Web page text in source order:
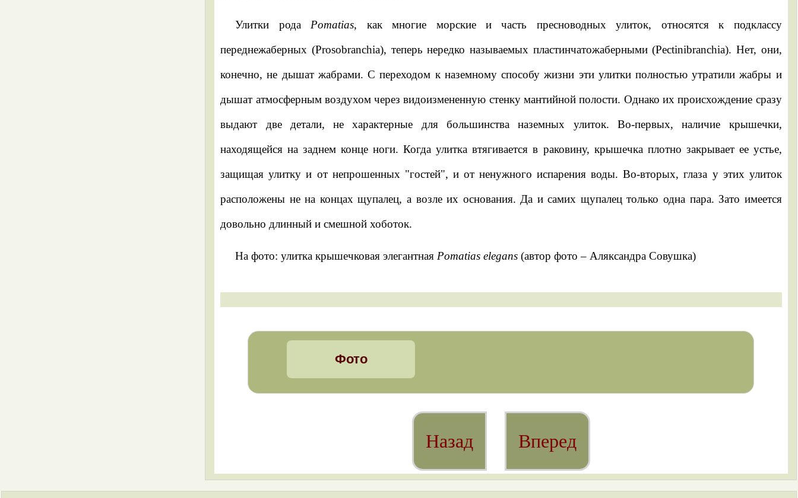
Улитки рода Pomatias, как многие морские и часть пресноводных улиток, относятся к подклассу
переднежаберных (Prosobranchia), теперь нередко называемых пластинчатожаберными (Pectinibranchia). Нет, они,
конечно, не дышат жабрами. С переходом к наземному способу жизни эти улитки полностью утратили жабры и
дышат атмосферным воздухом через видоизмененную стенку мантийной полости. Однако их происхождение сразу
выдают две детали, не характерные для большинства наземных улиток. Во-первых, наличие крышечки,
находящейся на заднем конце ноги. Когда улитка втягивается в раковину, крышечка плотно закрывает ее устье,
защищая улитку и от непрошенных "гостей", и от ненужного испарения воды. Во-вторых, глаза у этих улиток
расположены не на концах щупалец, а возле их основания. Да и самих щупалец только одна пара. Зато имеется
довольно длинный и смешной хоботок.
На фото: улитка крышечковая элегантная Pomatias elegans (автор фото – Аляксандра Совушка)
Фото
Назад Вперед